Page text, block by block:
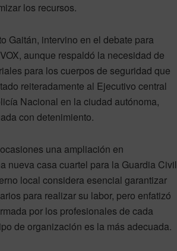
los recursos.
Gaitán, intervino en el debate para
aunque respaldó la necesidad de
para los cuerpos de seguridad que
reiteradamente al Ejecutivo central
Nacional en la ciudad autónoma,
con detenimiento.
una ampliación en
nueva casa cuartel para la Guardia Civil
local considera esencial garantizar
para realizar su labor, pero enfatizó
por los profesionales de cada
de organización es la más adecuada.